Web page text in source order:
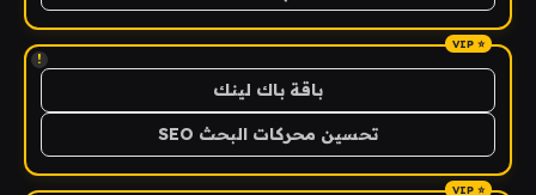
!
باقة باك لينك
تحسين محركات البحث SEO